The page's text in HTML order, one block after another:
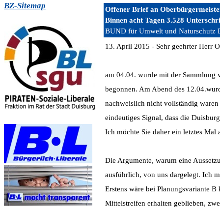
BZ-Sitemap
Offener Brief an
Binnen acht Tagen 3.528
BUND für Umwelt und Naturschutz
13. April 2015 - Sehr geehrter Herr
am 04.04. wurde mit der Sammlung
begonnen. Am Abend des
nachweislich nicht vollständig
eindeutiges Signal, dass die
Ich möchte Sie daher ein letztes
Die Argumente, warum eine
ausführlich, von uns dargelegt. Ich
Erstens wäre bei Planungsvariante
Mittelstreifen erhalten geblieben,